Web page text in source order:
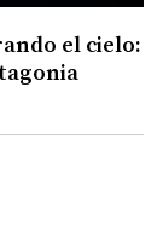
el cielo: